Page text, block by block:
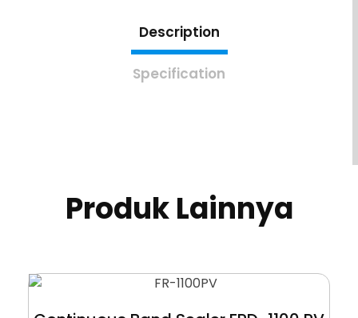
Description
Specification
Produk Lainnya